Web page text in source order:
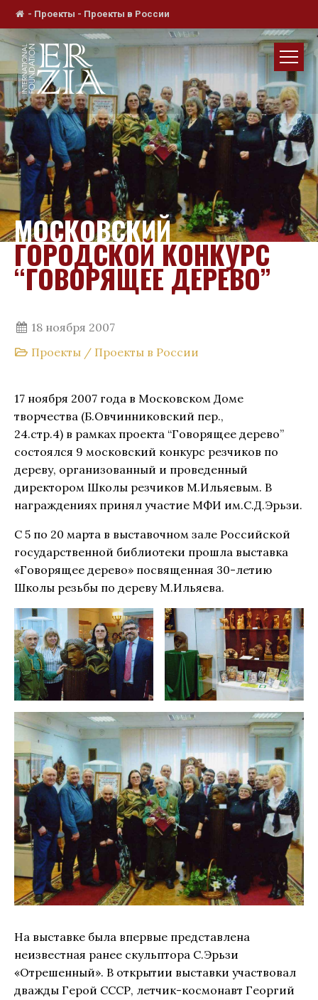
- Проекты - Проекты в России
МОСКОВСКИЙ
ГОРОДСКОЙ КОНКУРС
“ГОВОРЯЩЕЕ ДЕРЕВО”
18 ноября 2007
Проекты / Проекты в России
17 ноября 2007 года в Московском Доме
творчества (Б.Овчинниковский пер.,
24.стр.4) в рамках проекта “Говорящее дерево”
состоялся 9 московский конкурс резчиков по
дереву, организованный и проведенный
директором Школы резчиков М.Ильяевым. В
награждениях принял участие МФИ им.С.Д.Эрьзи.
С 5 по 20 марта в выставочном зале Российской
государственной библиотеки прошла выставка
«Говорящее дерево» посвященная 30-летию
Школы резьбы по дереву М.Ильяева.
На выставке была впервые представлена
неизвестная ранее скульптора С.Эрьзи
«Отрешенный». В открытии выставки участвовал
дважды Герой СССР, летчик-космонавт Георгий